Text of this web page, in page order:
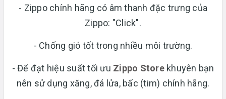
- Zippo chính hãng có âm thanh đặc trưng của
Zippo: "Click".
- Chống gió tốt trong nhiều môi trường.
- Để đạt hiệu suất tối ưu Zippo Storekhuyên bạn
nên sử dụng xăng, đá lửa, bấc (tim) chính hãng.